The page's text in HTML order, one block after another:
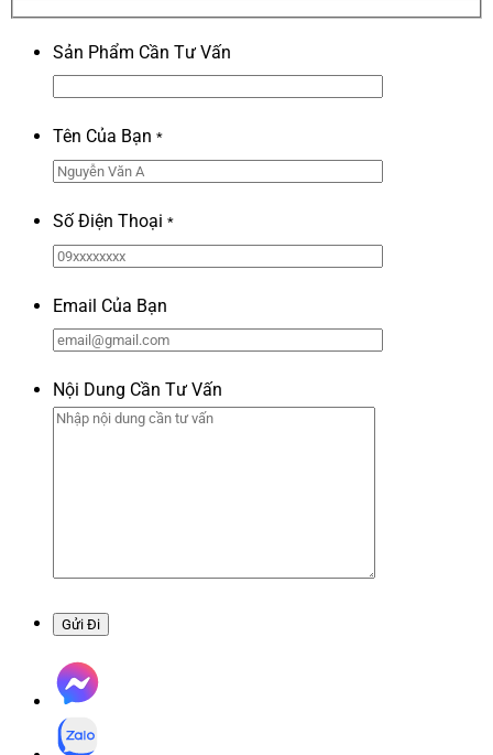
Sản Phẩm Cần Tư Vấn
Tên Của Bạn *
Số Điện Thoại *
Email Của Bạn
Nội Dung Cần Tư Vấn